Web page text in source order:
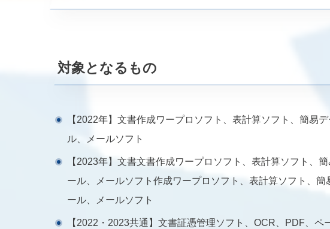
対象となるもの
【2022年】文書作成ワープロソフト、表計算ソフト、簡易
ル、メールソフト
【2023年】文書文書作成ワープロソフト、表計算ソフト、
ール、メールソフト作成ワープロソフト、表計算ソフト、
ール、メールソフト
【2022・2023共通】文書証憑管理ソフト、OCR、PDF、ペ